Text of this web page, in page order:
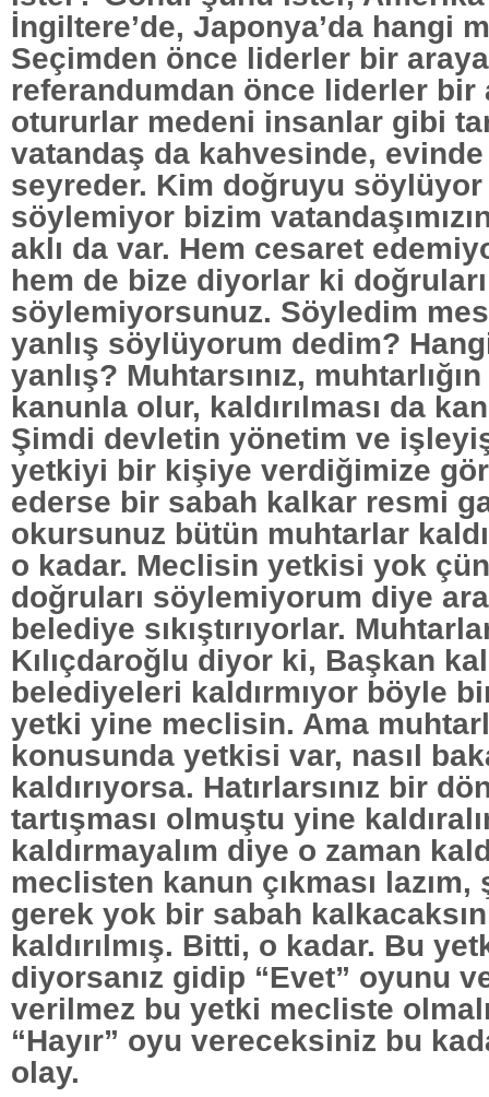
İngiltere’de, Japonya’da hangi
Seçimden önce liderler bir
referandumdan önce liderler bir
otururlar medeni insanlar gibi
vatandaş da kahvesinde,
seyreder. Kim doğruyu
söylemiyor bizim
aklı da var. Hem cesaret
hem de bize diyorlar ki doğruları
söylemiyorsunuz. Söyledim
yanlış söylüyorum dedim?
yanlış? Muhtarsınız,
kanunla olur, kaldırılması da
Şimdi devletin yönetim ve
yetkiyi bir kişiye verdiğimize
ederse bir sabah kalkar resmi
okursunuz bütün muhtarlar
o kadar. Meclisin yetkisi yok
doğruları söylemiyorum diye
belediye sıkıştırıyorlar.
Kılıçdaroğlu diyor ki, Başkan
belediyeleri kaldırmıyor böyle
yetki yine meclisin. Ama
konusunda yetkisi var, nasıl
kaldırıyorsa. Hatırlarsınız bir
tartışması olmuştu yine
kaldırmayalım diye o zaman
meclisten kanun çıkması
gerek yok bir sabah
kaldırılmış. Bitti, o kadar. Bu
diyorsanız gidip “Evet” oyunu
verilmez bu yetki mecliste
“Hayır” oyu vereceksiniz bu
olay.